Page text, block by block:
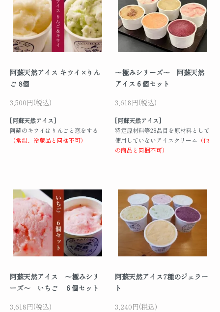
阿蘇天然アイス キウイ×りん
ご 8個
3,500円(税込)
[阿蘇天然アイス]
阿蘇のキウイはりんごと恋をする
（常温、冷蔵品と同梱不可）
～極みシリーズ～ 阿蘇天然
アイス６個セット
3,618円(税込)
[阿蘇天然アイス]
特定原材料等28品目を原材料として
使用していないアイスクリーム （他
の商品と同梱不可）
阿蘇天然アイス ～極みシリ
ーズ～ いちご ６個セット
3,618円(税込)
阿蘇天然アイス7種のジェラー
ト
3,240円(税込)